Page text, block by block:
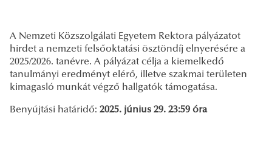
A Nemzeti Közszolgálati Egyetem Rektora pályázatot
hirdet a nemzeti felsőoktatási ösztöndíj elnyerésére a
2025/2026. tanévre. A pályázat célja a kiemelkedő
tanulmányi eredményt elérő, illetve szakmai területen
kimagasló munkát végző hallgatók támogatása.
Benyújtási határidő: 2025. június 29. 23:59 óra